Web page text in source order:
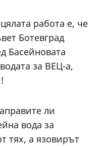
работа е, че
Ботевград
Басейновата
за ВЕЦ-а,
ли
вода за
тях, а язовирът